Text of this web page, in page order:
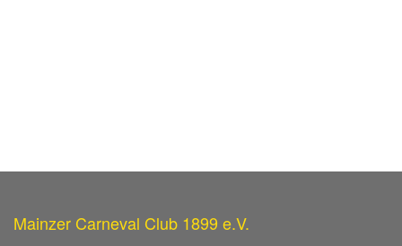
Mainzer Carneval Club 1899 e.V.